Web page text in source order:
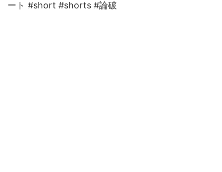
ート #short #shorts #論破